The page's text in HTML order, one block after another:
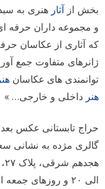
بخش از آثار هنری به
و مجموعه داران حرفه
که آثاری از عکاسان
ژانرهای متفاوت جمع
توانمندی های عکاسان
هنر داخلی و خارجی… »
حراج تابستانی عکس بعد
گالری مژده به نشانی
الی ۲۰ و روزهای جمعه از ساعت ۱۶ الی ۲۰ دایر است.